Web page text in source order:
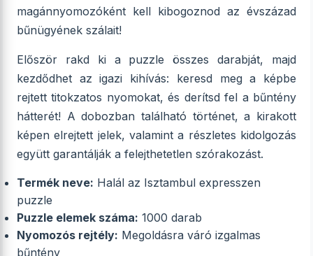
magánnyomozóként kell kibogoznod az évszázad
bűnügyének szálait!
Először rakd ki a puzzle összes darabját, majd
kezdődhet az igazi kihívás: keresd meg a képbe
rejtett titokzatos nyomokat, és derítsd fel a bűntény
hátterét! A dobozban található történet, a kirakott
képen elrejtett jelek, valamint a részletes kidolgozás
együtt garantálják a felejthetetlen szórakozást.
Termék neve: Halál az Isztambul expresszen
puzzle
Puzzle elemek száma: 1000 darab
Nyomozós rejtély: Megoldásra váró izgalmas
bűntény